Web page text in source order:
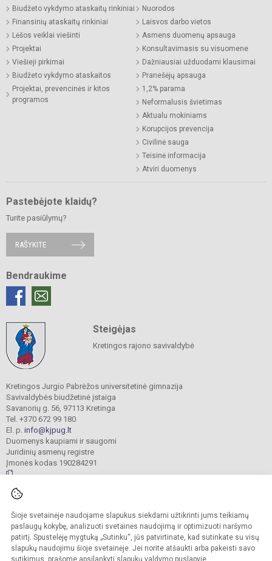
Šioje svetainėje naudojame slapukus siekdami užtikrinti jums teikiamų
paslaugų kokybę, analizuoti svetainės naudojimą ir optimizuoti naršymo
patirtį. Spustelėję mygtuką „Sutinku“, jūs patvirtinate, kad sutinkate su visų
slapukų naudojimu šioje svetainėje. Jei norite atšaukti arba pakeisti savo
sutikimus, prašome apsilankyti slapukų valdymo puslapyje
Biudžeto vykdymo ataskaitų rinkiniai
Finansinių ataskaitų rinkiniai
Lėšos veiklai viešinti
Projektai
Viešieji pirkimai
Biudžeto vykdymo ataskaitos
Projektai, prevencinės ir kitos
programos
Nuorodos
Laisvos darbo vietos
Asmens duomenų apsauga
Konsultavimasis su visuomene
Dažniausiai užduodami klausimai
Pranešėjų apsauga
1,2% parama
Neformalusis švietimas
Aktualu mokiniams
Korupcijos prevencija
Civilinė sauga
Teisinė informacija
Atviri duomenys
Pastebėjote klaidų?
Turite pasiūlymų?
RAŠYKITE
Bendraukime
Steigėjas
Kretingos rajono savivaldybė
Kretingos Jurgio Pabrėžos universitetinė gimnazija
Savivaldybės biudžetinė įstaiga
Savanorių g. 56, 97113 Kretinga
Tel. +370 672 99 180
El. p. info@kjpug.lt
Duomenys kaupiami ir saugomi
Juridinių asmenų registre
Įmonės kodas 190284291
saugomos.
Kopijuoti turinį be raštiško gimnazijos sutikimo griežtai draudžiama.
Versija neįgaliesiems Slapukų valdymas